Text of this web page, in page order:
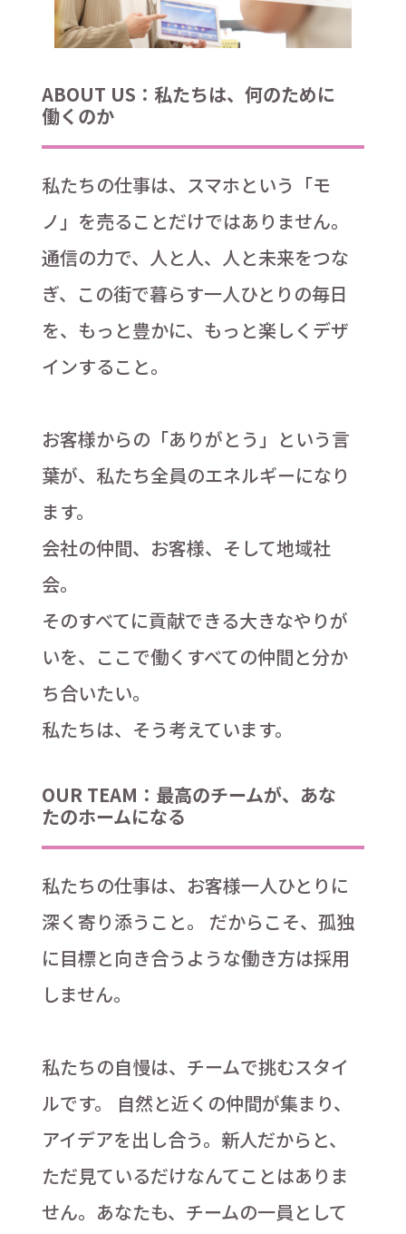
ABOUT US：私たちは、何のために
働くのか
私たちの仕事は、スマホという「モ
ノ」を売ることだけではありません。
通信の力で、人と人、人と未来をつな
ぎ、この街で暮らす一人ひとりの毎日
を、もっと豊かに、もっと楽しくデザ
インすること。
お客様からの「ありがとう」という言
葉が、私たち全員のエネルギーになり
ます。
会社の仲間、お客様、そして地域社
会。
そのすべてに貢献できる大きなやりが
いを、ここで働くすべての仲間と分か
ち合いたい。
私たちは、そう考えています。
OUR TEAM：最高のチームが、あな
たのホームになる
私たちの仕事は、お客様一人ひとりに
深く寄り添うこと。 だからこそ、孤独
に目標と向き合うような働き方は採用
しません。
私たちの自慢は、チームで挑むスタイ
ルです。 自然と近くの仲間が集まり、
アイデアを出し合う。新人だからと、
ただ見ているだけなんてことはありま
せん。あなたも、チームの一員として